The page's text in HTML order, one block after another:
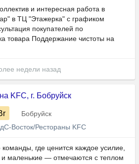
и интересная работа в
в ТЦ "Этажерка" с графиком
покупателей по
товара Поддержание чистоты на
недели назад
KFC, г. Бобруйск
Бобруйск
Восток/Рестораны KFC
команды, где ценится каждое усилие,
маленькие — отмечаются с теплом